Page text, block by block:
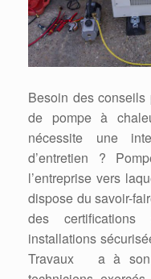
Besoin des
de pompe à
nécessite une
d’entretien ?
l’entreprise vers
dispose du savoir-
des
installations
Travaux a à son